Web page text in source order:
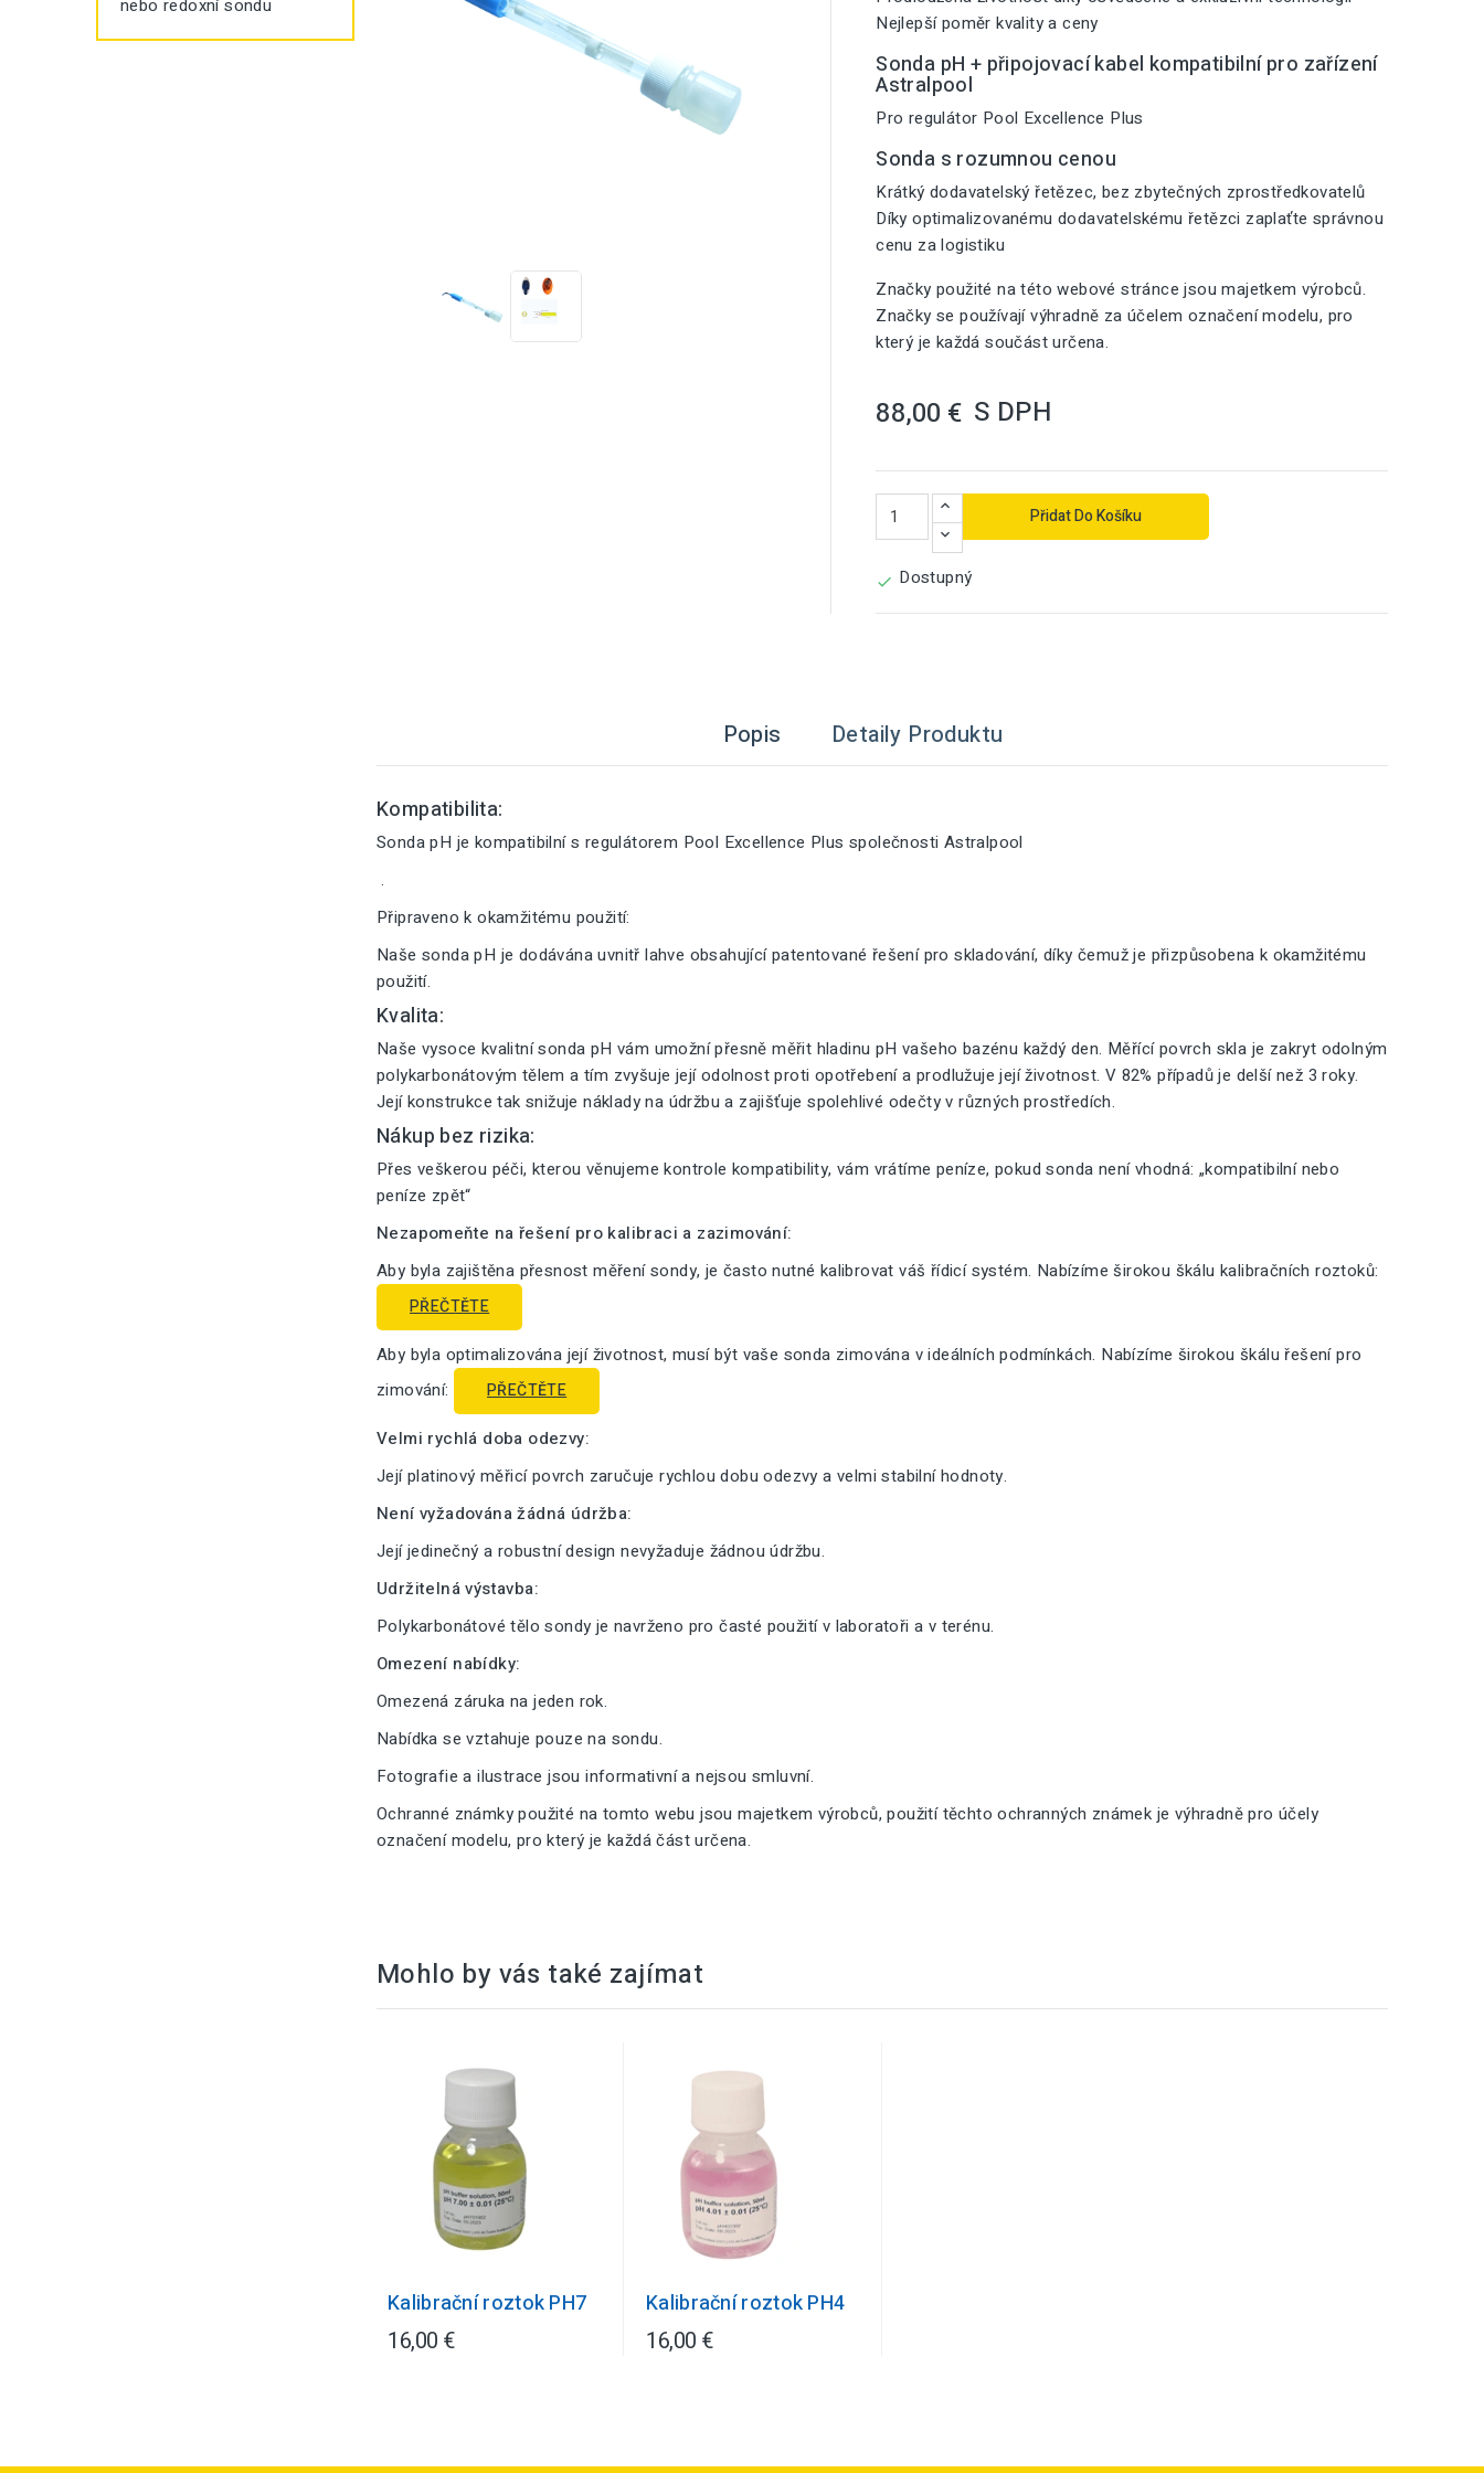
nebo redoxní sondu
Nejlepší poměr kvality a ceny
Sonda pH + připojovací kabel kompatibilní pro zařízení
Astralpool
Pro regulátor Pool Excellence Plus
Sonda s rozumnou cenou
Krátký dodavatelský řetězec, bez zbytečných zprostředkovatelů
Díky optimalizovanému dodavatelskému řetězci zaplaťte správnou
cenu za logistiku
Značky použité na této webové stránce jsou majetkem výrobců.
Značky se používají výhradně za účelem označení modelu, pro
který je každá součást určena.
88,00 € S DPH
Přidat Do Košíku
 Dostupný
Popis Detaily Produktu
Kompatibilita:
Sonda pH je kompatibilní s regulátorem Pool Excellence Plus společnosti Astralpool
.
Připraveno k okamžitému použití:
Naše sonda pH je dodávána uvnitř lahve obsahující patentované řešení pro skladování, díky čemuž je přizpůsobena k okamžitému
použití.
Kvalita:
Naše vysoce kvalitní sonda pH vám umožní přesně měřit hladinu pH vašeho bazénu každý den. Měřící povrch skla je zakryt odolným
polykarbonátovým tělem a tím zvyšuje její odolnost proti opotřebení a prodlužuje její životnost. V 82% případů je delší než 3 roky.
Její konstrukce tak snižuje náklady na údržbu a zajišťuje spolehlivé odečty v různých prostředích.
Nákup bez rizika:
Přes veškerou péči, kterou věnujeme kontrole kompatibility, vám vrátíme peníze, pokud sonda není vhodná: „kompatibilní nebo
peníze zpět“
Nezapomeňte na řešení pro kalibraci a zazimování:
Aby byla zajištěna přesnost měření sondy, je často nutné kalibrovat váš řídicí systém. Nabízíme širokou škálu kalibračních roztoků:
PŘEČTĚTE
Aby byla optimalizována její životnost, musí být vaše sonda zimována v ideálních podmínkách. Nabízíme širokou škálu řešení pro
zimování:
PŘEČTĚTE
Velmi rychlá doba odezvy:
Její platinový měřicí povrch zaručuje rychlou dobu odezvy a velmi stabilní hodnoty.
Není vyžadována žádná údržba:
Její jedinečný a robustní design nevyžaduje žádnou údržbu.
Udržitelná výstavba:
Polykarbonátové tělo sondy je navrženo pro časté použití v laboratoři a v terénu.
Omezení nabídky:
Omezená záruka na jeden rok.
Nabídka se vztahuje pouze na sondu.
Fotografie a ilustrace jsou informativní a nejsou smluvní.
Ochranné známky použité na tomto webu jsou majetkem výrobců, použití těchto ochranných známek je výhradně pro účely
označení modelu, pro který je každá část určena.
Mohlo by vás také zajímat
Kalibrační roztok PH7
16,00 €
Kalibrační roztok PH4
16,00 €